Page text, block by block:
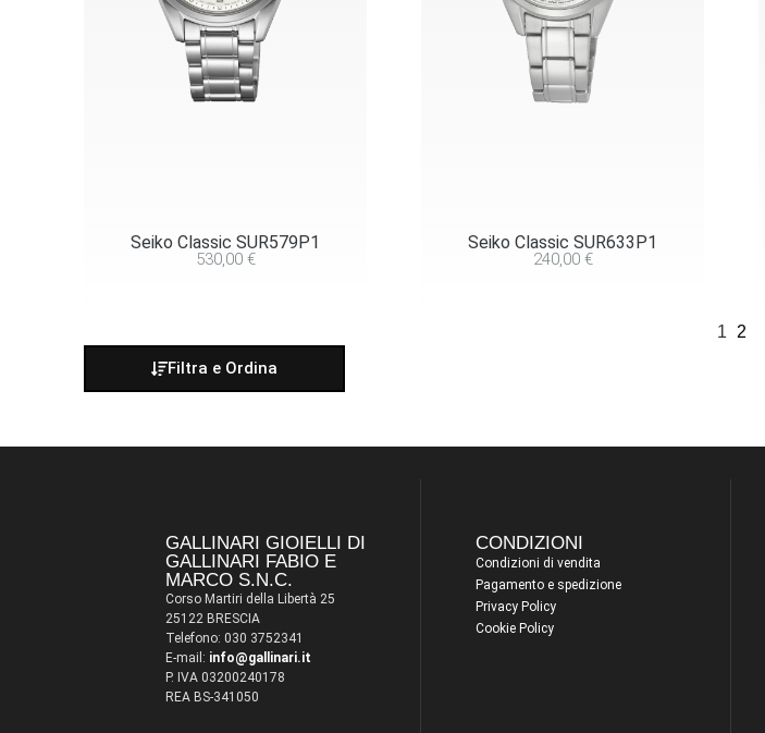
Seiko Classic SUR579P1
530,00 €
Seiko Classic SUR633P1
240,00 €
1 2
Filtra e Ordina
GALLINARI GIOIELLI DI
GALLINARI FABIO E
MARCO S.N.C.
Corso Martiri della Libertà 25
25122 BRESCIA
Telefono: 030 3752341
E-mail: info@gallinari.it
P. IVA 03200240178
REA BS-341050
CONDIZIONI
Condizioni di vendita
Pagamento e spedizione
Privacy Policy
Cookie Policy